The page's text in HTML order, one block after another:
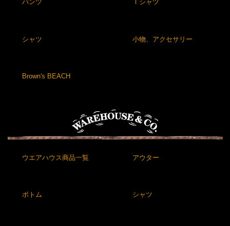
パンツ Ｔシャツ
シャツ 小物、アクセサリー
Brown's BEACH
ウエアハウス商品一覧 アウター
ボトム シャツ